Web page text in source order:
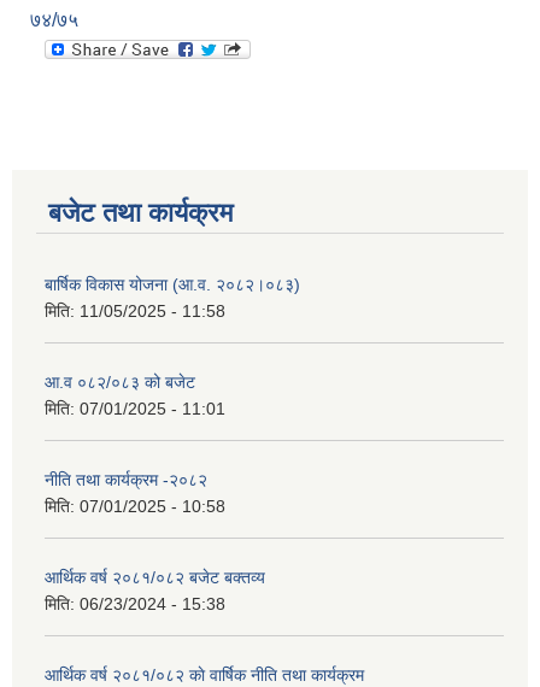
७४/७५
बजेट तथा कार्यक्रम
बार्षिक विकास योजना (आ.व. २०८२।०८३)
मिति: 11/05/2025 - 11:58
आ.व ०८२/०८३ को बजेट
मिति: 07/01/2025 - 11:01
नीति तथा कार्यक्रम -२०८२
मिति: 07/01/2025 - 10:58
आर्थिक वर्ष २०८१/०८२ बजेट बक्तव्य
मिति: 06/23/2024 - 15:38
आर्थिक वर्ष २०८१/०८२ काे वार्षिक नीति तथा कार्यक्रम